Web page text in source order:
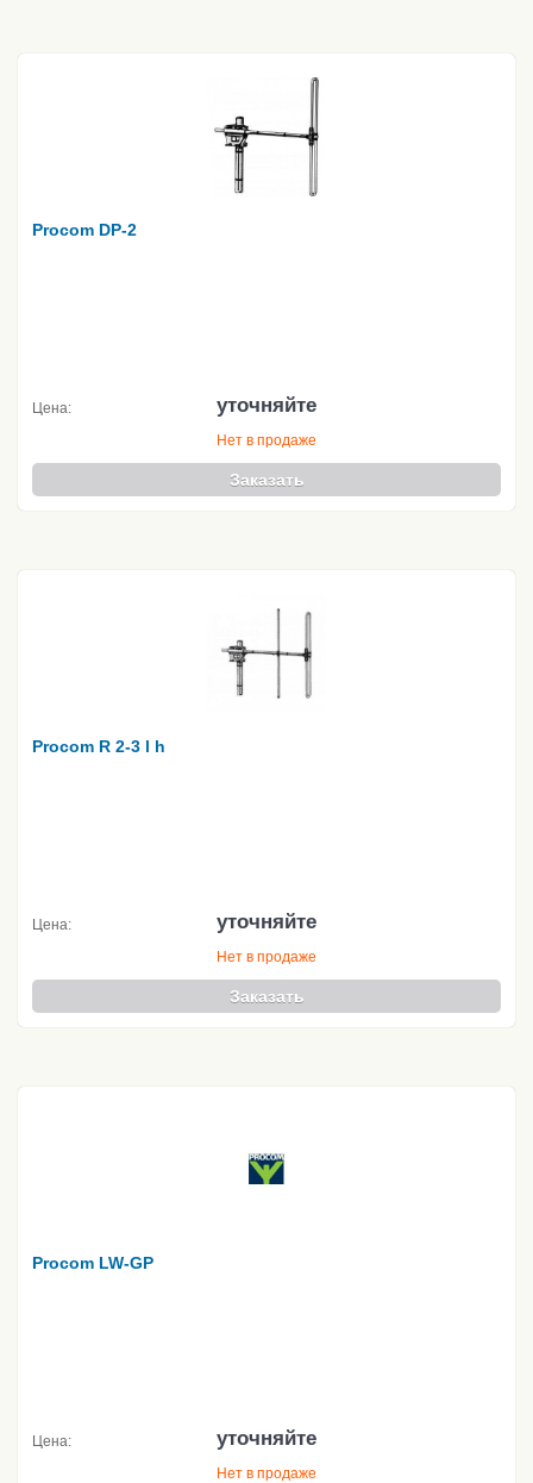
Procom DP-2
Цена: уточняйте
Нет в продаже
Заказать
Procom R 2-3 l h
Цена: уточняйте
Нет в продаже
Заказать
Procom LW-GP
Цена: уточняйте
Нет в продаже